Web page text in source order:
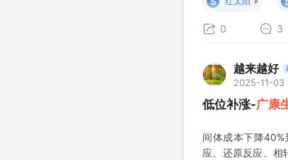
0 3
越来越好
2025-11-03
低位补涨-广康
间体成本下降40%
应、还原反应、相